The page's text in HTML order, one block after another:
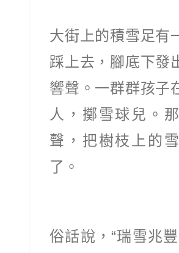
大街上的積雪足有
踩上去，腳底下發
響聲。一群群孩子
人，擲雪球兒。
聲，把樹枝上的
了。
俗話說，“瑞雪兆